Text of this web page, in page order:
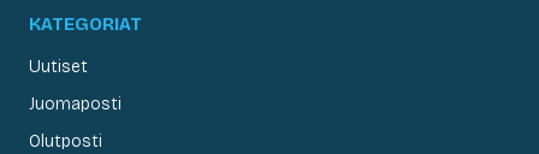
KATEGORIAT
Uutiset
Juomaposti
Olutposti